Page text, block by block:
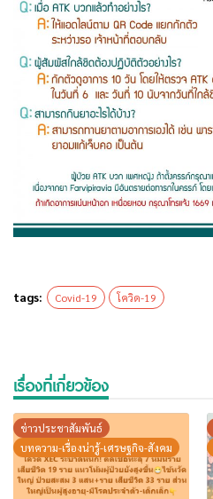
tags: Covid-19 โควิด-19
เรื่องที่เกี่ยวข้อง
ข่าวประชาสัมพันธ์
บทความ-เรื่องน่ารู้-เศรษฐกิจ-สังคม